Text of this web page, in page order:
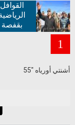
القوافل
بقفصة
1
أشنتي أورياه "55